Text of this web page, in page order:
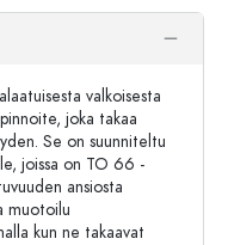
valkoisesta
joka takaa
Se on suunniteltu
joissa on TO 66 -
ansiosta
muotoilu
kun ne takaavat